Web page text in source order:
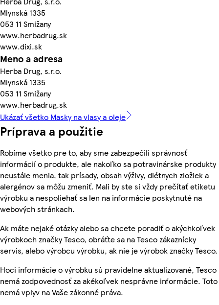
Mlynská 1335
053 11 Smižany
www.herbadrug.sk
www.dixi.sk
Meno a adresa
Herba Drug, s.r.o.
Mlynská 1335
053 11 Smižany
www.herbadrug.sk
Ukázať všetko Masky na vlasy a oleje
Príprava a použitie
Robíme všetko pre to, aby sme zabezpečili správnosť
informácií o produkte, ale nakoľko sa potravinárske produkty
neustále menia, tak prísady, obsah výživy, diétnych zložiek a
alergénov sa môžu zmeniť. Mali by ste si vždy prečítať etiketu
výrobku a nespoliehať sa len na informácie poskytnuté na
webových stránkach.
Ak máte nejaké otázky alebo sa chcete poradiť o akýchkoľvek
výrobkoch značky Tesco, obráťte sa na Tesco zákaznícky
servis, alebo výrobcu výrobku, ak nie je výrobok značky Tesco.
Hoci informácie o výrobku sú pravidelne aktualizované, Tesco
nemá zodpovednosť za akékoľvek nesprávne informácie. Toto
nemá vplyv na Vaše zákonné práva.